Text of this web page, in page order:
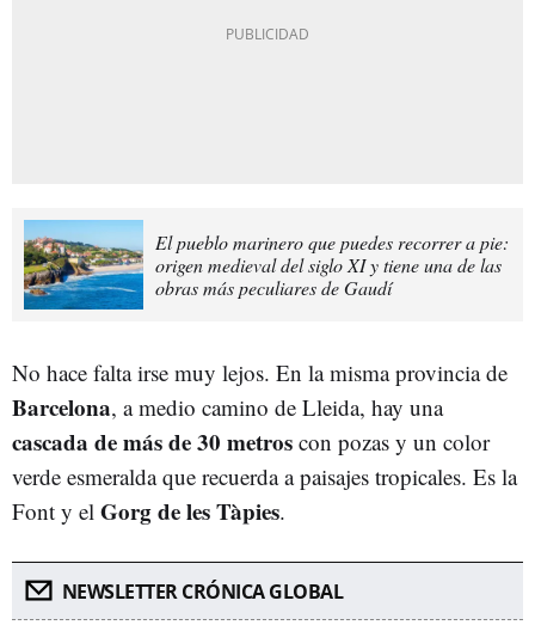
El pueblo marinero que puedes recorrer a pie:
origen medieval del siglo XI y tiene una de las
obras más peculiares de Gaudí
No hace falta irse muy lejos. En la misma provincia de
Barcelona, a medio camino de Lleida, hay una
cascada de más de 30 metros con pozas y un color
verde esmeralda que recuerda a paisajes tropicales. Es la
Font y el Gorg de les Tàpies.
NEWSLETTER CRÓNICA GLOBAL